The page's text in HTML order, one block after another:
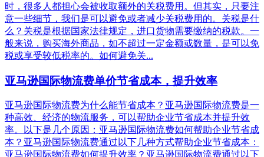
时，很多人都担心会被收取额外的关税费用。但其实，只要注
意一些细节，我们是可以避免或者减少关税费用的。关税是什
么？关税是根据国家法律规定，进口货物需要缴纳的税款。一
般来说，购买海外商品，如不超过一定金额或数量，是可以免
税或享受较低税率的。如何避免关...
亚马逊国际物流费单价节省成本，提升效率
亚马逊国际物流费为什么能节省成本？亚马逊国际物流费是一
种高效、经济的物流服务，可以帮助企业节省成本并提升效
率。以下是几个原因：亚马逊国际物流费如何帮助企业节省成
本？亚马逊国际物流费通过以下几种方式帮助企业节省成本：
亚马逊国际物流费如何提升效率？亚马逊国际物流费通过以下